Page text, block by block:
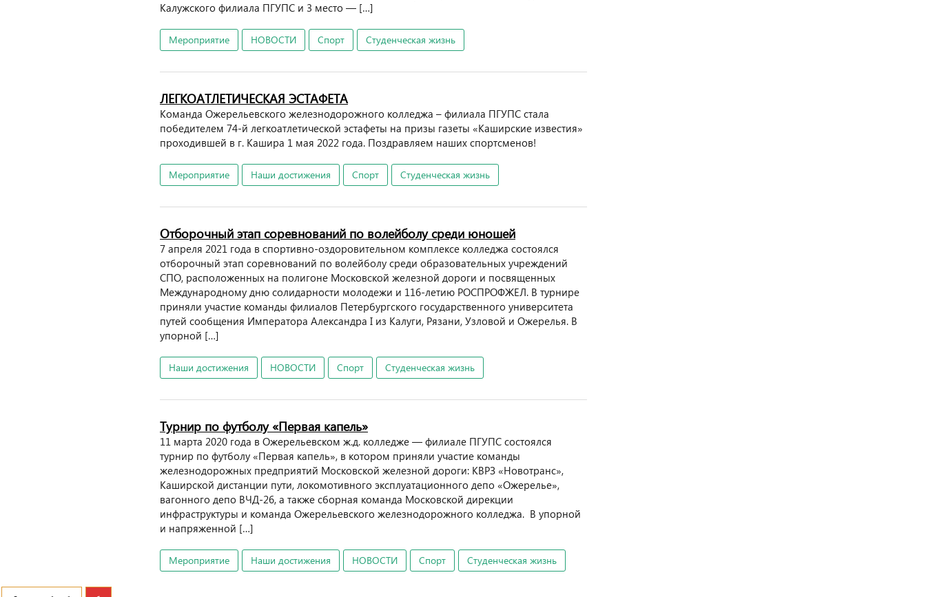
Калужского филиала ПГУПС и 3 место — […]
Мероприятие НОВОСТИ Спорт Студенческая жизнь
ЛЕГКОАТЛЕТИЧЕСКАЯ ЭСТАФЕТА
Команда Ожерельевского железнодорожного колледжа – филиала ПГУПС стала
победителем 74-й легкоатлетической эстафеты на призы газеты «Каширские известия»
проходившей в г. Кашира 1 мая 2022 года. Поздравляем наших спортсменов!
Мероприятие Наши достижения Спорт Студенческая жизнь
Отборочный этап соревнований по волейболу среди юношей
7 апреля 2021 года в спортивно-оздоровительном комплексе колледжа состоялся
отборочный этап соревнований по волейболу среди образовательных учреждений
СПО, расположенных на полигоне Московской железной дороги и посвященных
Международному дню солидарности молодежи и 116-летию РОСПРОФЖЕЛ. В турнире
приняли участие команды филиалов Петербургского государственного университета
путей сообщения Императора Александра I из Калуги, Рязани, Узловой и Ожерелья. В
упорной […]
Наши достижения НОВОСТИ Спорт Студенческая жизнь
Турнир по футболу «Первая капель»
11 марта 2020 года в Ожерельевском ж.д. колледже — филиале ПГУПС состоялся
турнир по футболу «Первая капель», в котором приняли участие команды
железнодорожных предприятий Московской железной дороги: КВРЗ «Новотранс»,
Каширской дистанции пути, локомотивного эксплуатационного депо «Ожерелье»,
вагонного депо ВЧД-26, а также сборная команда Московской дирекции
инфраструктуры и команда Ожерельевского железнодорожного колледжа. В упорной
и напряженной […]
Мероприятие Наши достижения НОВОСТИ Спорт Студенческая жизнь